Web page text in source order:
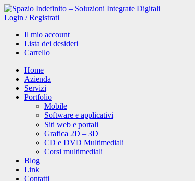
Login /Registrati
Il mio account
Lista dei desideri
Carrello
Home
Azienda
Servizi
Portfolio
Mobile
Software e applicativi
Siti web e portali
Grafica 2D – 3D
CD e DVD Multimediali
Corsi multimediali
Blog
Link
Contatti